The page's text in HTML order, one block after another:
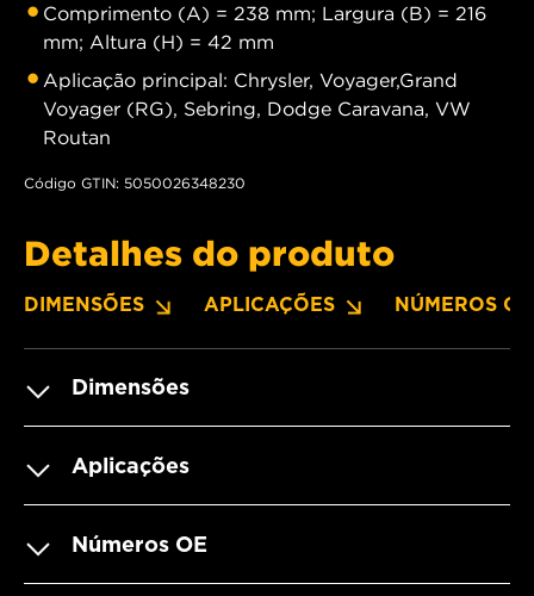
Comprimento (A) = 238 mm; Largura (B) = 216
mm; Altura (H) = 42 mm
Aplicação principal: Chrysler, Voyager,Grand
Voyager (RG), Sebring, Dodge Caravana, VW
Routan
Código GTIN: 5050026348230
Detalhes do produto
DIMENSÕES APLICAÇÕES NÚMEROS OE
Dimensões
Aplicações
Números OE